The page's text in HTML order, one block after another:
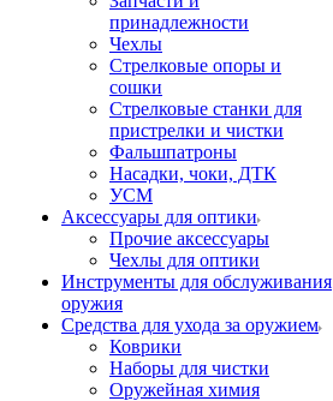
принадлежности
Чехлы
Стрелковые опоры и
сошки
Стрелковые станки для
пристрелки и чистки
Фальшпатроны
Насадки, чоки, ДТК
УСМ
Аксессуары для оптики
Прочие аксессуары
Чехлы для оптики
Инструменты для обслуживания
оружия
Средства для ухода за оружием
Коврики
Наборы для чистки
Оружейная химия